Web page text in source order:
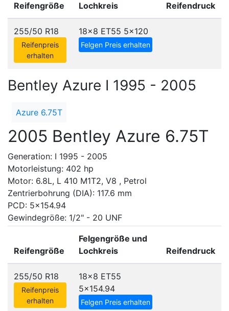
Reifengröße
Lochkreis
Reifendruck
255/50 R18
Reifenpreis
erhalten
18x8 ET55 5x120
Felgen Preis erhalten
Bentley Azure I 1995 - 2005
Azure 6.75T
2005 Bentley Azure 6.75T
Generation: I 1995 - 2005
Motorleistung: 402 hp
Motor: 6.8L, L 410 M1T2, V8 , Petrol
Zentrierbohrung (DIA): 117.6 mm
PCD: 5x154.94
Gewindegröße: 1/2" - 20 UNF
Reifengröße
Felgengröße und
Lochkreis
Reifendruck
255/50 R18
Reifenpreis
erhalten
18x8 ET55
5x154.94
Felgen Preis erhalten